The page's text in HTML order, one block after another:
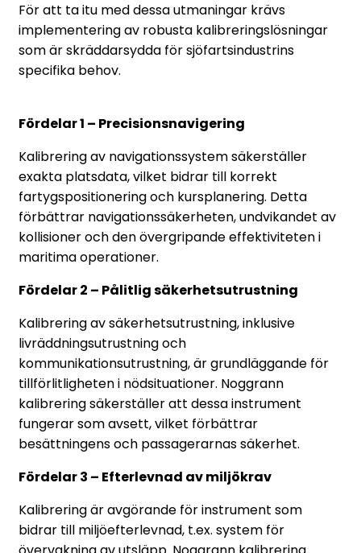
För att ta itu med dessa utmaningar krävs
implementering av robusta kalibreringslösningar
som är skräddarsydda för sjöfartsindustrins
specifika behov.
Fördelar 1 – Precisionsnavigering
Kalibrering av navigationssystem säkerställer
exakta platsdata, vilket bidrar till korrekt
fartygspositionering och kursplanering. Detta
förbättrar navigationssäkerheten, undvikandet av
kollisioner och den övergripande effektiviteten i
maritima operationer.
Fördelar 2 – Pålitlig säkerhetsutrustning
Kalibrering av säkerhetsutrustning, inklusive
livräddningsutrustning och
kommunikationsutrustning, är grundläggande för
tillförlitligheten i nödsituationer. Noggrann
kalibrering säkerställer att dessa instrument
fungerar som avsett, vilket förbättrar
besättningens och passagerarnas säkerhet.
Fördelar 3 – Efterlevnad av miljökrav
Kalibrering är avgörande för instrument som
bidrar till miljöefterlevnad, t.ex. system för